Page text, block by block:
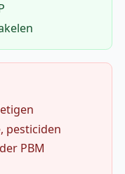
pesticiden
PBM